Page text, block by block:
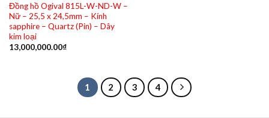
Đồng hồ Ogival 815L-W-ND-W –
Nữ – 25,5 x 24,5mm – Kính
sapphire – Quartz (Pin) – Dây
kim loại
13,000,000.00₫
1 2 3 4